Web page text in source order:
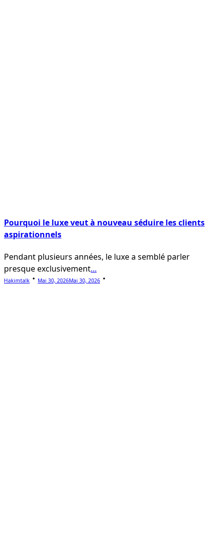
Pourquoi le luxe veut à nouveau séduire les clients
aspirationnels
Pendant plusieurs années, le luxe a semblé parler
presque exclusivement...
Hakimtalk Mai 30, 2026Mai 30, 2026